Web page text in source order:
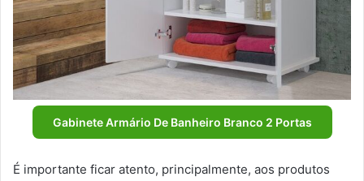
Gabinete Armário De Banheiro Branco 2 Portas
É importante ficar atento, principalmente, aos produtos